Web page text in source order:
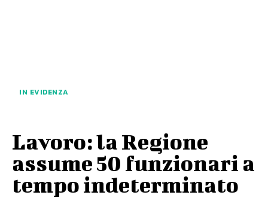
IN EVIDENZA
Lavoro: la Regione
assume 50 funzionari a
tempo indeterminato